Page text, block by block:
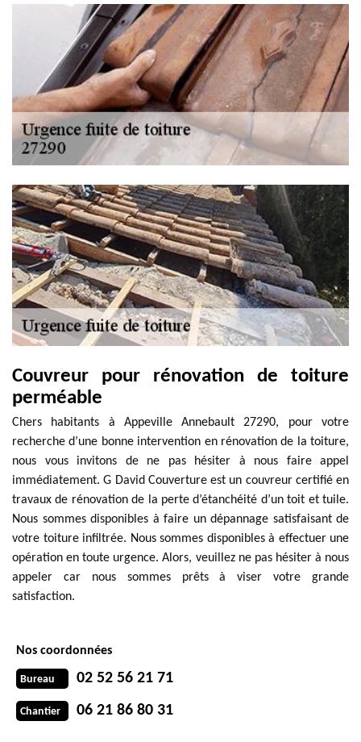
Couvreur pour rénovation de toiture
perméable
Chers habitants à Appeville Annebault 27290, pour votre
recherche d’une bonne intervention en rénovation de la toiture,
nous vous invitons de ne pas hésiter à nous faire appel
immédiatement. G David Couverture est un couvreur certifié en
travaux de rénovation de la perte d’étanchéité d’un toit et tuile.
Nous sommes disponibles à faire un dépannage satisfaisant de
votre toiture infiltrée. Nous sommes disponibles à effectuer une
opération en toute urgence. Alors, veuillez ne pas hésiter à nous
appeler car nous sommes prêts à viser votre grande
satisfaction.
Nos coordonnées
Bureau 02 52 56 21 71
Chantier 06 21 86 80 31